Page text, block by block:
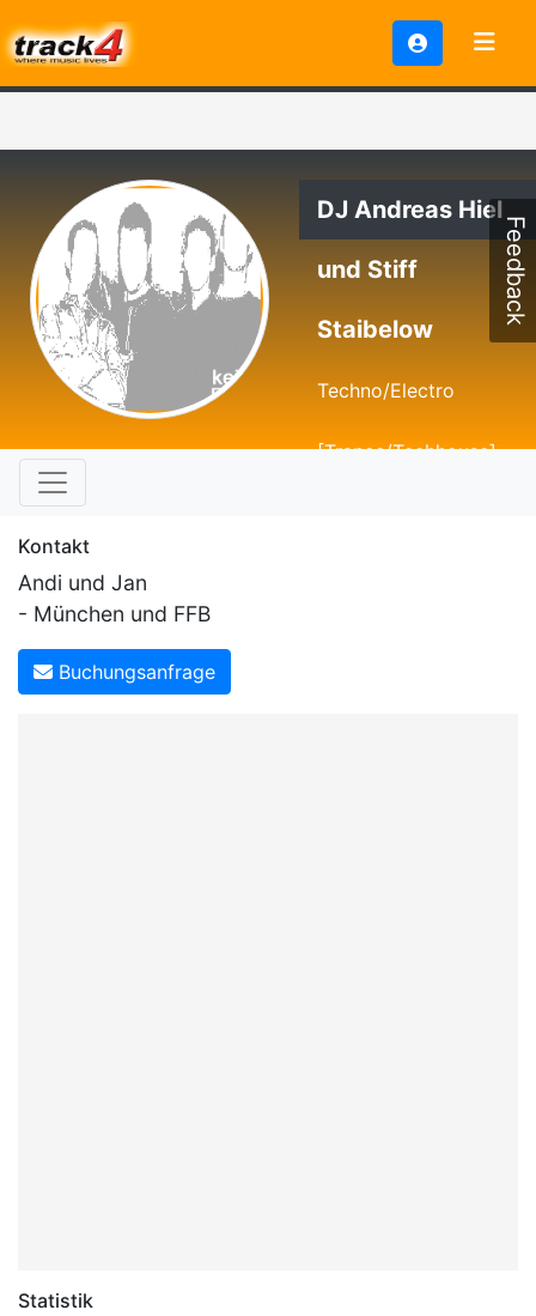
DJ Andreas Hiel
und Stiff
Staibelow
Techno/Electro
[Trance/Techhouse]
Kontakt
Andi und Jan
- München und FFB
Buchungsanfrage
Statistik
Feedback